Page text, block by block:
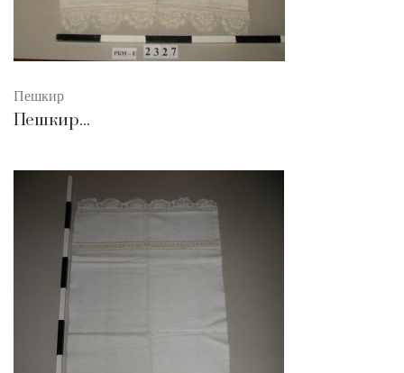
Пешкир
Пешкир...